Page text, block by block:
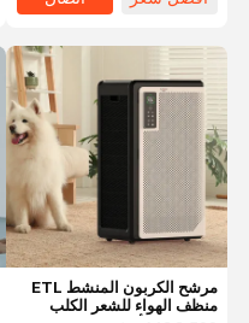
المنزل المنتجات
مرشح الكربون المنشط ETL
منظف الهواء للشعر الكلب